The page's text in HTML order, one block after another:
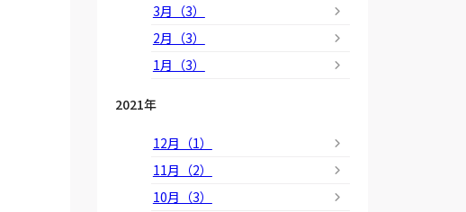
3月（3）
2月（3）
1月（3）
2021年
12月（1）
11月（2）
10月（3）